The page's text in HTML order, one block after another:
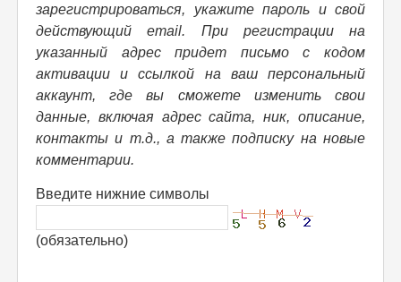
зарегистрироваться, укажите пароль и свой
действующий email. При регистрации на
указанный адрес придет письмо с кодом
активации и ссылкой на ваш персональный
аккаунт, где вы сможете изменить свои
данные, включая адрес сайта, ник, описание,
контакты и т.д., а также подписку на новые
комментарии.
Введите нижние символы
(обязательно)